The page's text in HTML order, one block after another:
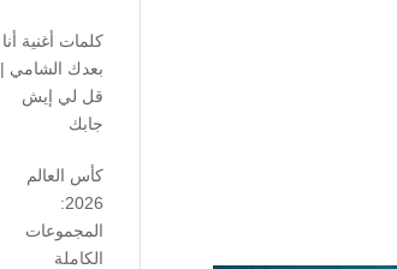
كلمات أغنية أنا
بعدك الشامي |
قل لي إيش
جابك
كأس العالم
2026:
المجموعات
الكاملة